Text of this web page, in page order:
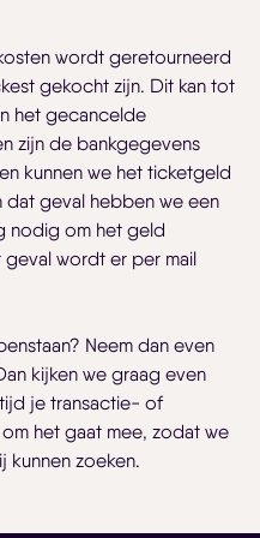
wordt geretourneerd
gekocht zijn. Dit kan tot
het gecancelde
zijn de bankgegevens
kunnen we het ticketgeld
dat geval hebben we een
nodig om het geld
geval wordt er per mail
Neem dan even
kijken we graag even
je transactie- of
het gaat mee, zodat we
kunnen zoeken.